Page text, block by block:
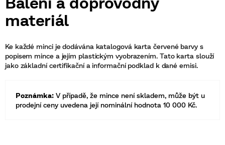
materiál
Ke každé minci je dodávána katalogová karta červené barvy s
popisem mince a jejím plastickým vyobrazením. Tato karta slouží
jako základní certifikační a informační podklad k dané emisi.
Poznámka: V případě, že mince není skladem, může být u
prodejní ceny uvedena její nominální hodnota 10 000 Kč.